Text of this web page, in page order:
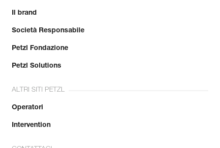
Il brand
Società Responsabile
Petzl Fondazione
Petzl Solutions
ALTRI SITI PETZL
Operatori
Intervention